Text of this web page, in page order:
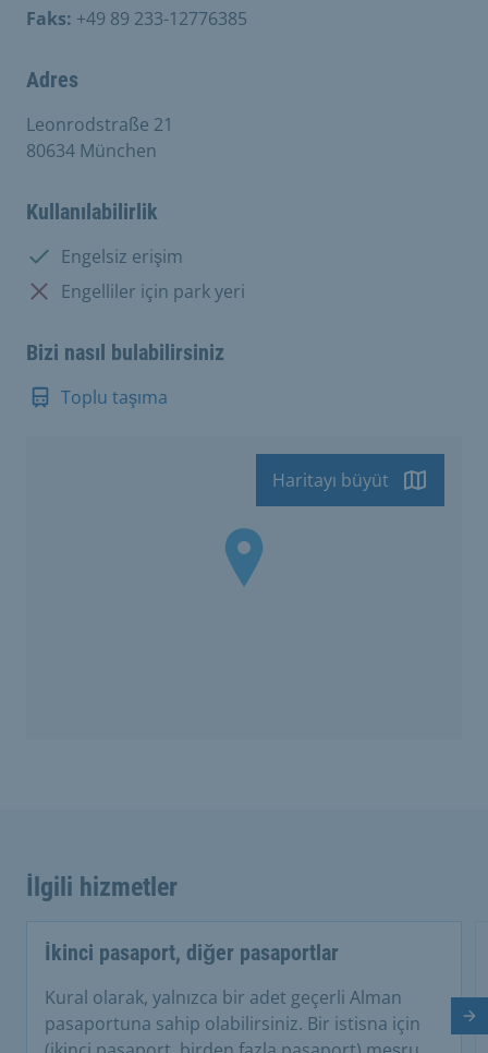
Faks: +49 89 233-12776385
Adres
Leonrodstraße 21
80634 München
Kullanılabilirlik
Mevcut:Engelsiz erişim
Mevcut değil:
Engelliler için park yeri
Bizi nasıl bulabilirsiniz
Toplu taşıma
Haritayı büyüt
İlgili hizmetler
İkinci pasaport, diğer pasaportlar
Kural olarak, yalnızca bir adet geçerli Alman
pasaportuna sahip olabilirsiniz. Bir istisna için